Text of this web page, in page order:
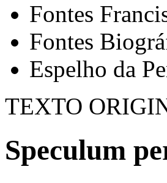
Fontes
Fontes
Espelho da
TEXTO
Speculum